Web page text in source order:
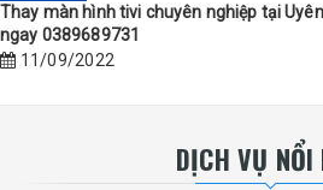
Thay màn hình tivi chuyên nghiệp tại
ngay 0389689731
11/09/2022
DỊCH VỤ NỔI